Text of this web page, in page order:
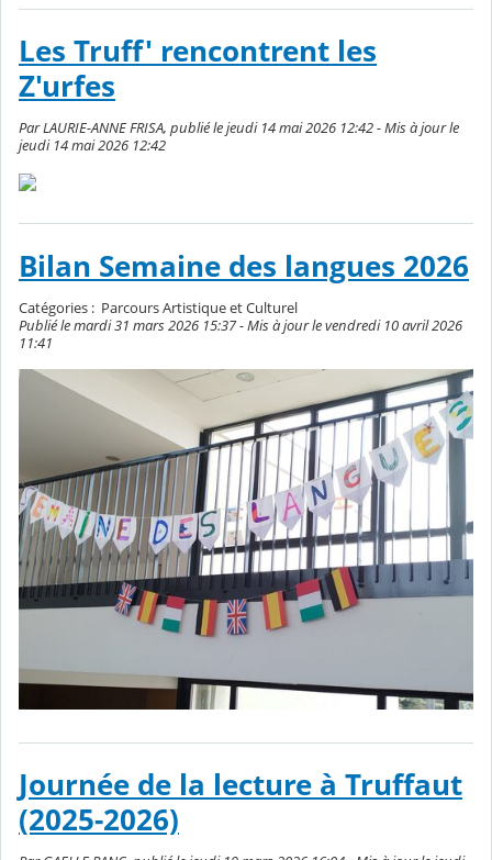
Les Truff' rencontrent les
Z'urfes
Par LAURIE-ANNE FRISA, publié le jeudi 14 mai 2026 12:42 - Mis à jour le
jeudi 14 mai 2026 12:42
Bilan Semaine des langues 2026
Catégories : Parcours Artistique et Culturel
Publié le mardi 31 mars 2026 15:37 - Mis à jour le vendredi 10 avril 2026
11:41
Journée de la lecture à Truffaut
(2025-2026)